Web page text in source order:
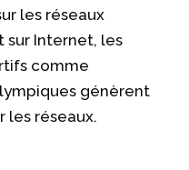
les réseaux
sur Internet, les
comme
génèrent
les réseaux.